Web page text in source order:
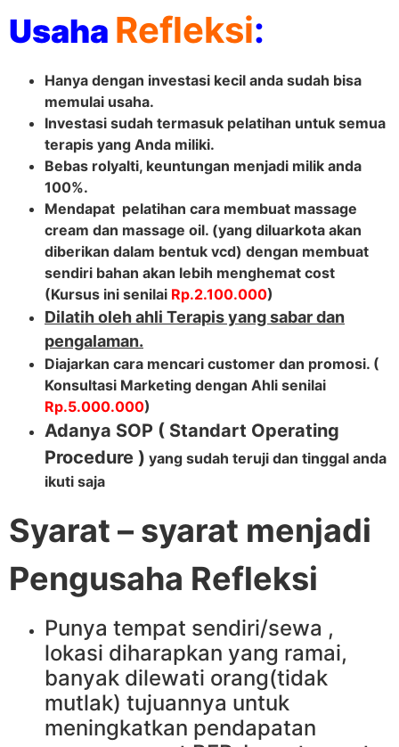
Usaha Refleksi:
Hanya dengan investasi kecil anda sudah bisa
memulai usaha.
Investasi sudah termasuk pelatihan untuk semua
terapis yang Anda miliki.
Bebas rolyalti, keuntungan menjadi milik anda
100%.
Mendapat pelatihan cara membuat massage
cream dan massage oil. (yang diluarkota akan
diberikan dalam bentuk vcd) dengan membuat
sendiri bahan akan lebih menghemat cost
(Kursus ini senilai Rp.2.100.000)
Dilatih oleh ahli Terapis yang sabar dan
pengalaman.
Diajarkan cara mencari customer dan promosi. (
Konsultasi Marketing dengan Ahli senilai
Rp.5.000.000)
Adanya SOP ( Standart Operating
Procedure ) yang sudah teruji dan tinggal anda
ikuti saja
Syarat – syarat menjadi
Pengusaha Refleksi
Punya tempat sendiri/sewa ,
lokasi diharapkan yang ramai,
banyak dilewati orang(tidak
mutlak) tujuannya untuk
meningkatkan pendapatan